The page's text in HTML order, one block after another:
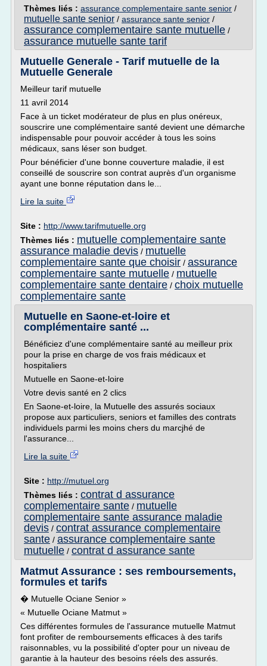
Thèmes liés : assurance complementaire sante senior /
mutuelle sante senior / assurance sante senior /
assurance complementaire sante mutuelle /
assurance mutuelle sante tarif
Mutuelle Generale - Tarif mutuelle de la
Mutuelle Generale
Meilleur tarif mutuelle
11 avril 2014
Face à un ticket modérateur de plus en plus onéreux,
souscrire une complémentaire santé devient une démarche
indispensable pour pouvoir accéder à tous les soins
médicaux, sans léser son budget.
Pour bénéficier d'une bonne couverture maladie, il est
conseillé de souscrire son contrat auprès d'un organisme
ayant une bonne réputation dans le...
Lire la suite
Site : http://www.tarifmutuelle.org
Thèmes liés : mutuelle complementaire sante
assurance maladie devis / mutuelle
complementaire sante que choisir / assurance
complementaire sante mutuelle / mutuelle
complementaire sante dentaire / choix mutuelle
complementaire sante
Mutuelle en Saone-et-loire et
complémentaire santé ...
Bénéficiez d'une complémentaire santé au meilleur prix
pour la prise en charge de vos frais médicaux et
hospitaliers
Mutuelle en Saone-et-loire
Votre devis santé en 2 clics
En Saone-et-loire, la Mutuelle des assurés sociaux
propose aux particuliers, seniors et familles des contrats
individuels parmi les moins chers du marcjhé de
l'assurance...
Lire la suite
Site : http://mutuel.org
Thèmes liés : contrat d assurance
complementaire sante / mutuelle
complementaire sante assurance maladie
devis / contrat assurance complementaire
sante / assurance complementaire sante
mutuelle / contrat d assurance sante
Matmut Assurance : ses remboursements,
formules et tarifs
� Mutuelle Ociane Senior »
« Mutuelle Ociane Matmut »
Ces différentes formules de l'assurance mutuelle Matmut
font profiter de remboursements efficaces à des tarifs
raisonnables, vu la possibilité d'opter pour un niveau de
garantie à la hauteur des besoins réels des assurés.